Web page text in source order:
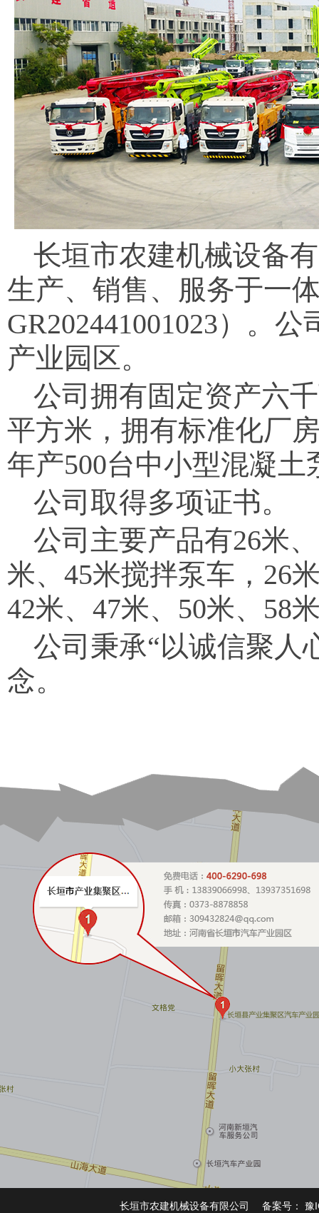
长垣市农建机械设备
生产、销售、服务于一
GR202441001023）。
产业园区。
公司拥有固定资产六
平方米，拥有标准化厂
年产500台中小型混凝土
公司取得多项证书。
公司主要产品有26米
米、45米搅拌泵车，26
42米、47米、50米、58
公司秉承“以诚信聚人
念。
长垣市农建机械设备有限公司 备案号： 豫